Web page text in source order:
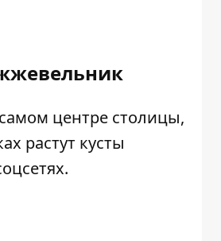
центре столицы,
растут кусты